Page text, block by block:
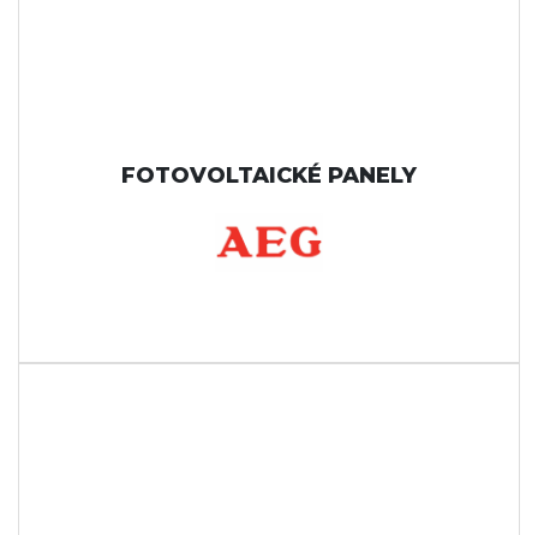
FOTOVOLTAICKÉ PANELY